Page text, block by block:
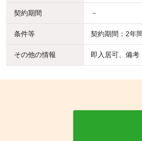
契約期間 －
条件等 契約期間：2年間
その他の情報 即入居可、備